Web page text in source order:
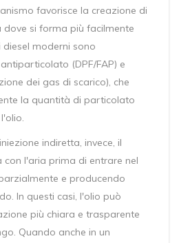
favorisce la creazione di
dove si forma più facilmente
moderni sono
(DPF/FAP) e
dei gas di scarico), che
la quantità di particolato
indiretta, invece, il
con l'aria prima di entrare nel
e producendo
In questi casi, l'olio può
più chiara e trasparente
Quando anche in un